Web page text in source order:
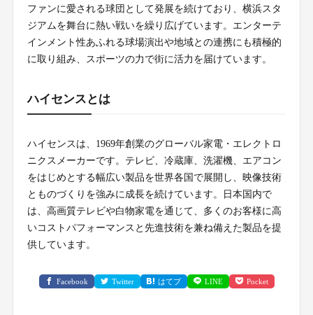
ファンに愛される球団として発展を続けており、横浜スタ
ジアムを舞台に熱い戦いを繰り広げています。エンターテ
インメント性あふれる球場演出や地域との連携にも積極的
に取り組み、スポーツの力で街に活力を届けています。
ハイセンスとは
ハイセンスは、1969年創業のグローバル家電・エレクトロ
ニクスメーカーです。テレビ、冷蔵庫、洗濯機、エアコン
をはじめとする幅広い製品を世界各国で展開し、映像技術
とものづくりを強みに成長を続けています。日本国内で
は、高画質テレビや白物家電を通じて、多くのお客様に高
いコストパフォーマンスと先進技術を兼ね備えた製品を提
供しています。
Facebook Twitter はてブ LINE Pocket